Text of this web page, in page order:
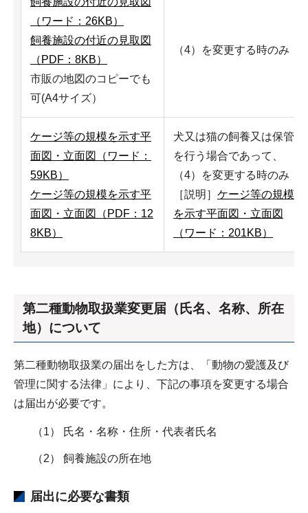
（ワード：26KB）
飼養施設の付近の見取図
（PDF：8KB）
市販の地図のコピーでも
可(A4サイズ）
（4）を変更する時のみ
ケージ等の規模を示す平
面図・立面図（ワード：
59KB）
ケージ等の規模を示す平
面図・立面図（PDF：12
8KB）
犬又は猫の飼養又は保管
を行う場合であって、
（4）を変更する時のみ
［説明］ ケージ等の規模
を示す平面図・立面図
（ワード：201KB）
第二種動物取扱業変更届（氏名、名称、所在
地）について
第二種動物取扱業の届出をした方は、「動物の愛護及び
管理に関する法律」により、下記の事項を変更する場合
は届出が必要です。
（1） 氏名・名称・住所・代表者氏名
（2） 飼養施設の所在地
届出に必要な書類